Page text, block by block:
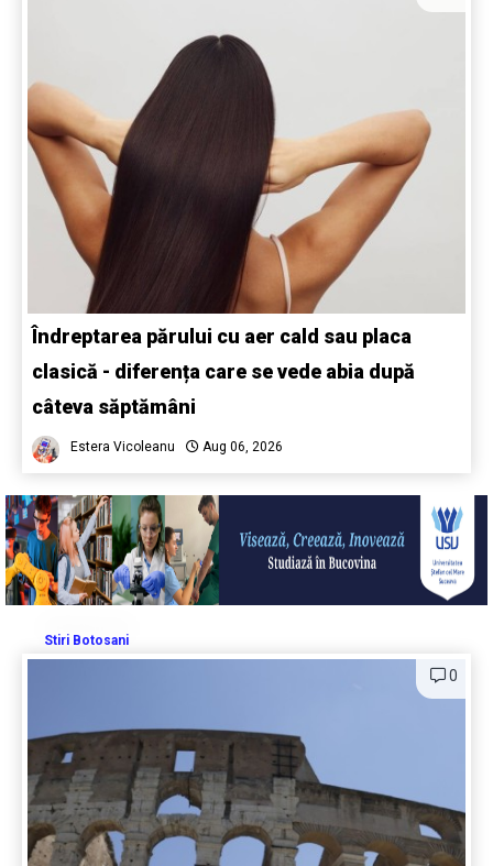
Îndreptarea părului cu aer cald sau placa
clasică - diferența care se vede abia după
câteva săptămâni
Estera Vicoleanu Aug 06, 2026
Stiri Botosani
0